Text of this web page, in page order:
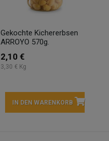
Gekochte Kichererbsen
ARROYO 570g.
2,10 €
3,30 € Kg
IN DEN WARENKORB